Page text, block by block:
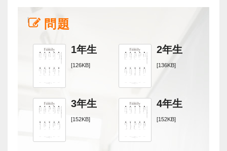
問題
1年生
[126KB]
2年生
[136KB]
3年生
[152KB]
4年生
[152KB]